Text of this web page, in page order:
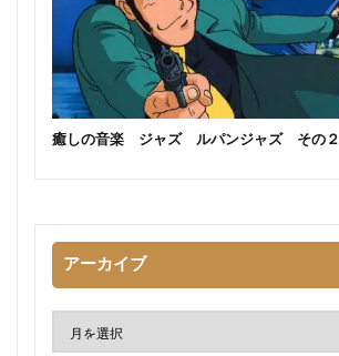
癒しの音楽 ジャズ ルパンジャズ その２
アーカイブ